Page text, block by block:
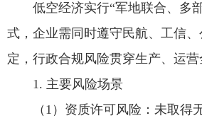
低空经济实行“军地联合、多
式，企业需同时遵守民航、工信
定，行政合规风险贯穿生产、运营
1. 主要风险场景
（1）资质许可风险：未取得